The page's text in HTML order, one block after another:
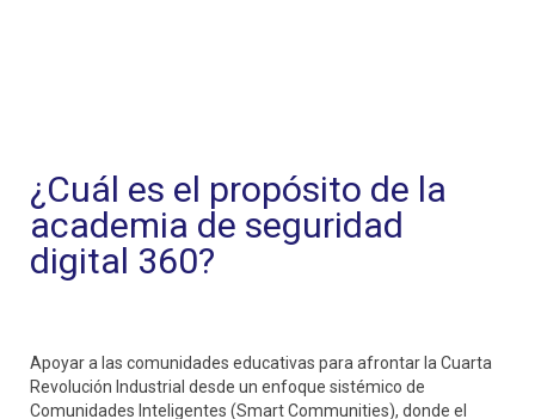
¿Cuál es el propósito de la
academia de seguridad
digital 360?
Apoyar a las comunidades educativas para afrontar la Cuarta
Revolución Industrial desde un enfoque sistémico de
Comunidades Inteligentes (Smart Communities), donde el